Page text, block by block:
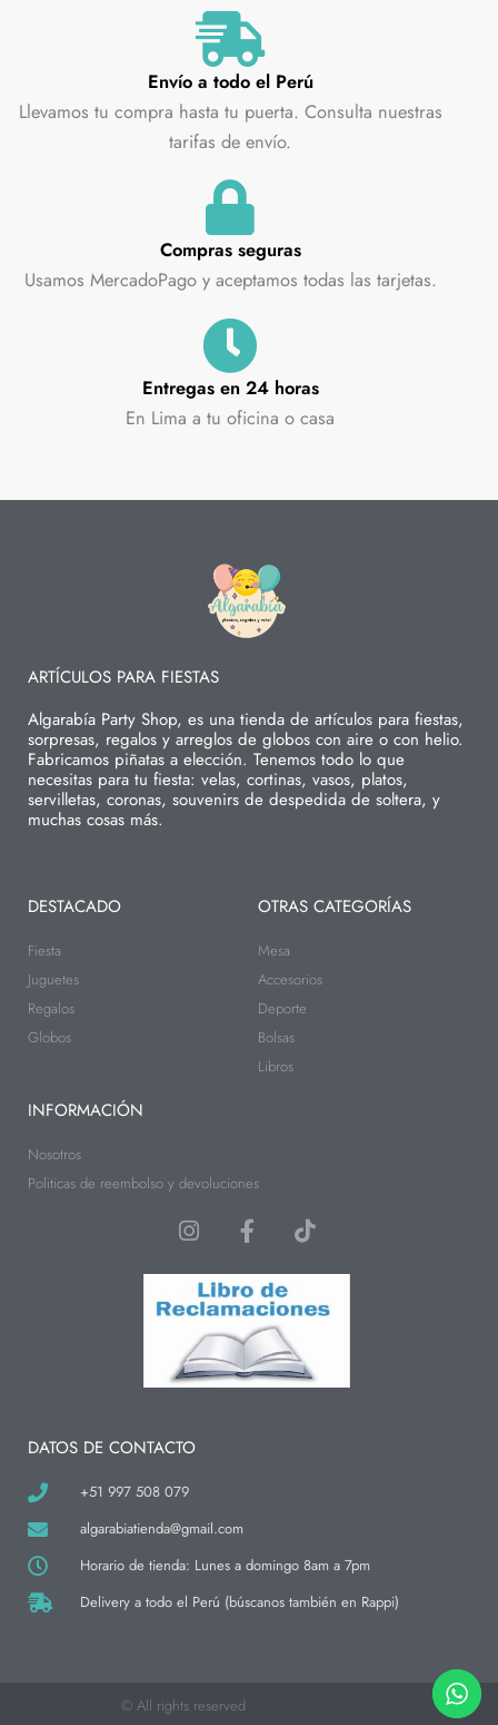
Envío a todo el Perú
Llevamos tu compra hasta tu puerta. Consulta nuestras
tarifas de envío.
Compras seguras
Usamos MercadoPago y aceptamos todas las tarjetas.
Entregas en 24 horas
En Lima a tu oficina o casa
ARTÍCULOS PARA FIESTAS
Algarabía Party Shop, es una tienda de artículos para fiestas,
sorpresas, regalos y arreglos de globos con aire o con helio.
Fabricamos piñatas a elección. Tenemos todo lo que
necesitas para tu fiesta: velas, cortinas, vasos, platos,
servilletas, coronas, souvenirs de despedida de soltera, y
muchas cosas más.
DESTACADO
Fiesta
Juguetes
Regalos
Globos
OTRAS CATEGORÍAS
Mesa
Accesorios
Deporte
Bolsas
Libros
INFORMACIÓN
Nosotros
Politicas de reembolso y devoluciones
I
s
t
a
g
r
a
F
a
c
e
b
o
o
k
T
i
k
t
o
DATOS DE CONTACTO
+51 997 508 079
algarabiatienda@gmail.com
Horario de tienda: Lunes a domingo 8am a 7pm
Delivery a todo el Perú (búscanos también en Rappi)
© All rights reserved